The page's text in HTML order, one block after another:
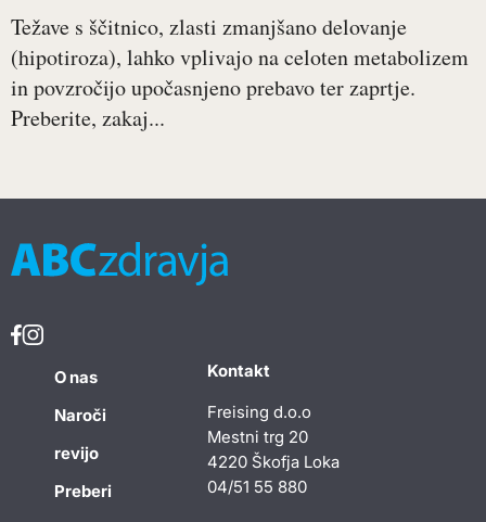
Težave s ščitnico, zlasti zmanjšano delovanje
(hipotiroza), lahko vplivajo na celoten metabolizem
in povzročijo upočasnjeno prebavo ter zaprtje.
Preberite, zakaj...
O nas
Naroči
revijo
Preberi
Kontakt
Freising d.o.o
Mestni trg 20
4220 Škofja Loka
04/51 55 880